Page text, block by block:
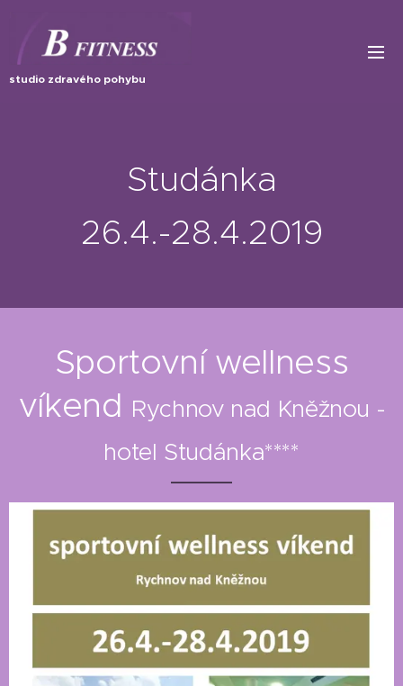
studio zdravého pohybu
Studánka
26.4.-28.4.2019
Sportovní wellness
víkend Rychnov nad Kněžnou -
hotel Studánka****